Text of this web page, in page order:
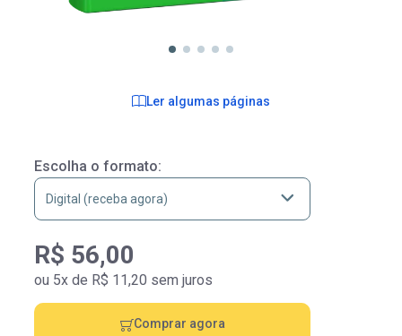
Ler algumas páginas
Escolha o formato:
R$ 56,00
ou 5x de R$ 11,20 sem juros
Comprar agora